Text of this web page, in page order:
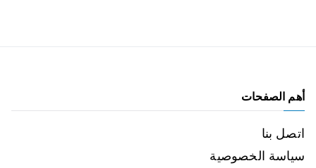
أهم الصفحات
اتصل بنا
سياسة الخصوصية